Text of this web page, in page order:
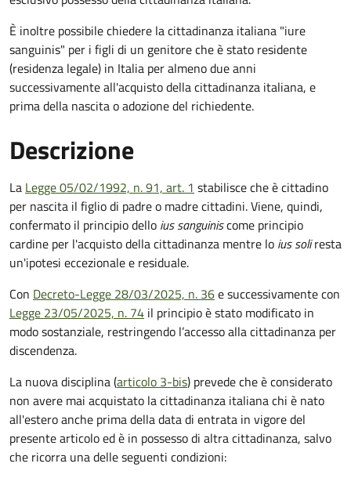
È inoltre possibile chiedere la cittadinanza italiana "iure
sanguinis" per i figli di un genitore che è stato residente
(residenza legale) in Italia per almeno due anni
successivamente all'acquisto della cittadinanza italiana, e
prima della nascita o adozione del richiedente.
Descrizione
La Legge 05/02/1992, n. 91, art. 1 stabilisce che è cittadino
per nascita il figlio di padre o madre cittadini. Viene, quindi,
confermato il principio dello ius sanguiniscome principio
cardine per l'acquisto della cittadinanza mentre lo ius soliresta
un'ipotesi eccezionale e residuale.
Con Decreto-Legge 28/03/2025, n. 36e successivamente con
Legge 23/05/2025, n. 74 il principio è stato modificato in
modo sostanziale, restringendo l’accesso alla cittadinanza per
discendenza.
La nuova disciplina (articolo 3-bis) prevede cheèconsiderato
non avere mai acquistato la cittadinanza italiana chi è nato
all'estero anche prima della data di entrata in vigore del
presente articolo ed è in possesso di altra cittadinanza, salvo
che ricorra una delle seguenti condizioni: